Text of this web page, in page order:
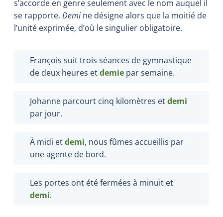
s’accorde en genre seulement avec le nom auquel il
se rapporte. Demi ne désigne alors que la moitié de
l’unité exprimée, d’où le singulier obligatoire.
François suit trois séances de gymnastique
de deux heures etdemie par semaine.
Johanne parcourt cinq kilomètres etdemi
par jour.
À midi etdemi, nous fûmes accueillis par
une agente de bord.
Les portes ont été fermées à minuit et
demi.